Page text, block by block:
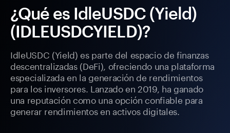
¿Qué es IdleUSDC (Yield)
(IDLEUSDCYIELD)?
IdleUSDC (Yield) es parte del espacio de finanzas
descentralizadas (DeFi), ofreciendo una plataforma
especializada en la generación de rendimientos
para los inversores. Lanzado en 2019, ha ganado
una reputación como una opción confiable para
generar rendimientos en activos digitales.